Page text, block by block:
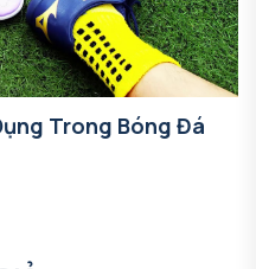
Trong Bóng Đá